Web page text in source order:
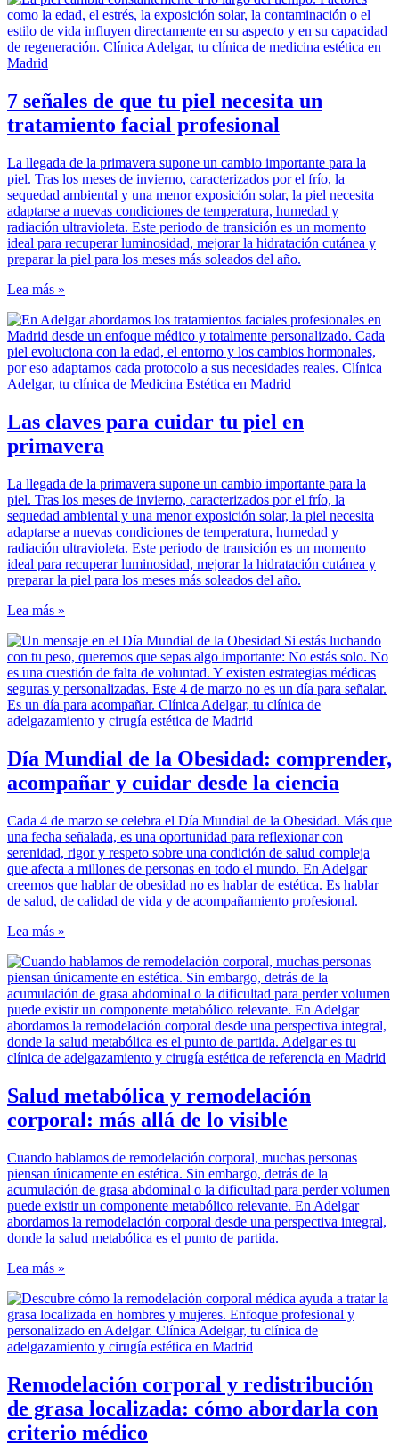
7 señales de que tu piel necesita un
tratamiento facial profesional
La llegada de la primavera supone un cambio importante para la
piel. Tras los meses de invierno, caracterizados por el frío, la
sequedad ambiental y una menor exposición solar, la piel necesita
adaptarse a nuevas condiciones de temperatura, humedad y
radiación ultravioleta. Este periodo de transición es un momento
ideal para recuperar luminosidad, mejorar la hidratación cutánea y
preparar la piel para los meses más soleados del año.
Lea más »
Las claves para cuidar tu piel en
primavera
La llegada de la primavera supone un cambio importante para la
piel. Tras los meses de invierno, caracterizados por el frío, la
sequedad ambiental y una menor exposición solar, la piel necesita
adaptarse a nuevas condiciones de temperatura, humedad y
radiación ultravioleta. Este periodo de transición es un momento
ideal para recuperar luminosidad, mejorar la hidratación cutánea y
preparar la piel para los meses más soleados del año.
Lea más »
Día Mundial de la Obesidad: comprender,
acompañar y cuidar desde la ciencia
Cada 4 de marzo se celebra el Día Mundial de la Obesidad. Más que
una fecha señalada, es una oportunidad para reflexionar con
serenidad, rigor y respeto sobre una condición de salud compleja
que afecta a millones de personas en todo el mundo. En Adelgar
creemos que hablar de obesidad no es hablar de estética. Es hablar
de salud, de calidad de vida y de acompañamiento profesional.
Lea más »
Salud metabólica y remodelación
corporal: más allá de lo visible
Cuando hablamos de remodelación corporal, muchas personas
piensan únicamente en estética. Sin embargo, detrás de la
acumulación de grasa abdominal o la dificultad para perder volumen
puede existir un componente metabólico relevante. En Adelgar
abordamos la remodelación corporal desde una perspectiva integral,
donde la salud metabólica es el punto de partida.
Lea más »
Remodelación corporal y redistribución
de grasa localizada: cómo abordarla con
criterio médico